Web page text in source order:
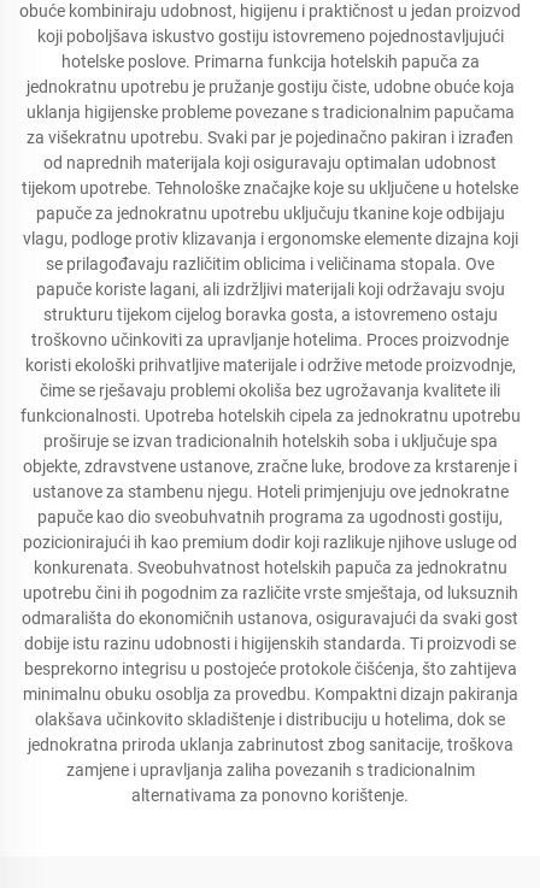
obuće kombiniraju udobnost, higijenu i praktičnost u jedan proizvod
koji poboljšava iskustvo gostiju istovremeno pojednostavljujući
hotelske poslove. Primarna funkcija hotelskih papuča za
jednokratnu upotrebu je pružanje gostiju čiste, udobne obuće koja
uklanja higijenske probleme povezane s tradicionalnim papučama
za višekratnu upotrebu. Svaki par je pojedinačno pakiran i izrađen
od naprednih materijala koji osiguravaju optimalan udobnost
tijekom upotrebe. Tehnološke značajke koje su uključene u hotelske
papuče za jednokratnu upotrebu uključuju tkanine koje odbijaju
vlagu, podloge protiv klizavanja i ergonomske elemente dizajna koji
se prilagođavaju različitim oblicima i veličinama stopala. Ove
papuče koriste lagani, ali izdržljivi materijali koji održavaju svoju
strukturu tijekom cijelog boravka gosta, a istovremeno ostaju
troškovno učinkoviti za upravljanje hotelima. Proces proizvodnje
koristi ekološki prihvatljive materijale i održive metode proizvodnje,
čime se rješavaju problemi okoliša bez ugrožavanja kvalitete ili
funkcionalnosti. Upotreba hotelskih cipela za jednokratnu upotrebu
proširuje se izvan tradicionalnih hotelskih soba i uključuje spa
objekte, zdravstvene ustanove, zračne luke, brodove za krstarenje i
ustanove za stambenu njegu. Hoteli primjenjuju ove jednokratne
papuče kao dio sveobuhvatnih programa za ugodnosti gostiju,
pozicionirajući ih kao premium dodir koji razlikuje njihove usluge od
konkurenata. Sveobuhvatnost hotelskih papuča za jednokratnu
upotrebu čini ih pogodnim za različite vrste smještaja, od luksuznih
odmarališta do ekonomičnih ustanova, osiguravajući da svaki gost
dobije istu razinu udobnosti i higijenskih standarda. Ti proizvodi se
besprekorno integrisu u postojeće protokole čišćenja, što zahtijeva
minimalnu obuku osoblja za provedbu. Kompaktni dizajn pakiranja
olakšava učinkovito skladištenje i distribuciju u hotelima, dok se
jednokratna priroda uklanja zabrinutost zbog sanitacije, troškova
zamjene i upravljanja zaliha povezanih s tradicionalnim
alternativama za ponovno korištenje.